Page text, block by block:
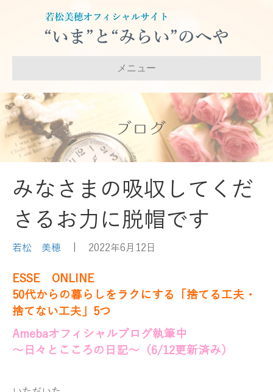
メニュー
ブログ
みなさまの吸収してくだ
さるお力に脱帽です
若松 美穂 2022年6月12日
ESSE ONLINE
50代からの暮らしをラクにする「捨てる工夫・
捨てない工夫」5つ
Amebaオフィシャルブログ執筆中
～日々とこころの日記～（6/12更新済み）